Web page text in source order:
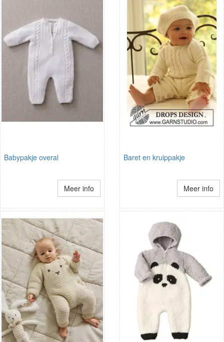
Babypakje overal
Meer info
Baret en kruippakje
Meer info